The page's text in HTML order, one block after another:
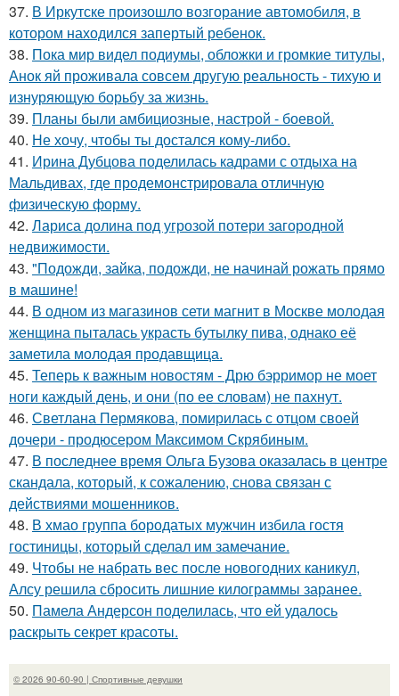
37. В Иркутске произошло возгорание автомобиля, в
котором находился запертый ребенок.
38. Пока мир видел подиумы, обложки и громкие титулы,
Анок яй проживала совсем другую реальность - тихую и
изнуряющую борьбу за жизнь.
39. Планы были амбициозные, настрой - боевой.
40. Не хочу, чтобы ты достался кому-либо.
41. Ирина Дубцова поделилась кадрами с отдыха на
Мальдивах, где продемонстрировала отличную
физическую форму.
42. Лариса долина под угрозой потери загородной
недвижимости.
43. "Подожди, зайка, подожди, не начинай рожать прямо
в машине!
44. В одном из магазинов сети магнит в Москве молодая
женщина пыталась украсть бутылку пива, однако её
заметила молодая продавщица.
45. Теперь к важным новостям - Дрю бэрримор не моет
ноги каждый день, и они (по ее словам) не пахнут.
46. Светлана Пермякова, помирилась с отцом своей
дочери - продюсером Максимом Скрябиным.
47. В последнее время Ольга Бузова оказалась в центре
скандала, который, к сожалению, снова связан с
действиями мошенников.
48. В хмао группа бородатых мужчин избила гостя
гостиницы, который сделал им замечание.
49. Чтобы не набрать вес после новогодних каникул,
Алсу решила сбросить лишние килограммы заранее.
50. Памела Андерсон поделилась, что ей удалось
раскрыть секрет красоты.
© 2026 90-60-90 | Спортивные девушки